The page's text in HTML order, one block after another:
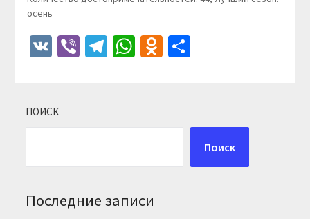
осень
VKViberTelegram
WhatsApp
Odnoklassniki
Отправить
ПОИСК
Поиск
Последние записи